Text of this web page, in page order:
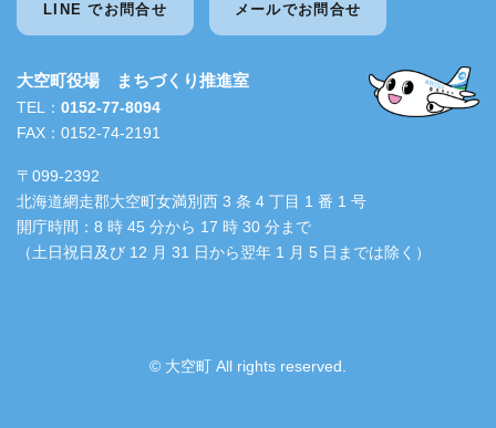
LINE でお問合せ メールでお問合せ
大空町役場 まちづくり推進室
TEL： 0152-77-8094
FAX：0152-74-2191
〒099-2392
北海道網走郡大空町女満別西 3 条 4 丁目 1 番 1 号
開庁時間：8 時 45 分から 17 時 30 分まで
（土日祝日及び 12 月 31 日から翌年 1 月 5 日までは除く）
© 大空町 All rights reserved.